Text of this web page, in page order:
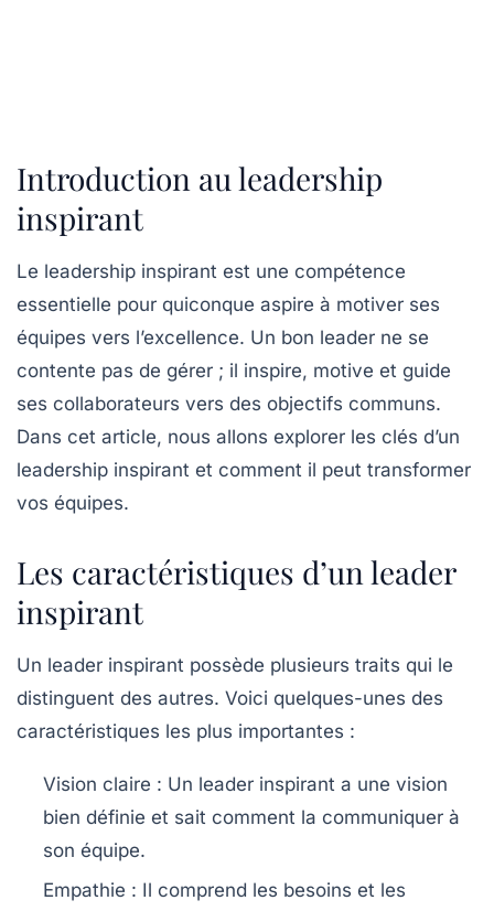
Introduction au leadership
inspirant
Le leadership inspirant est une compétence
essentielle pour quiconque aspire à motiver ses
équipes vers l’excellence. Un bon leader ne se
contente pas de gérer ; il inspire, motive et guide
ses collaborateurs vers des objectifs communs.
Dans cet article, nous allons explorer les clés d’un
leadership inspirant et comment il peut transformer
vos équipes.
Les caractéristiques d’un leader
inspirant
Un leader inspirant possède plusieurs traits qui le
distinguent des autres. Voici quelques-unes des
caractéristiques les plus importantes :
Vision claire : Un leader inspirant a une vision
bien définie et sait comment la communiquer à
son équipe.
Empathie : Il comprend les besoins et les